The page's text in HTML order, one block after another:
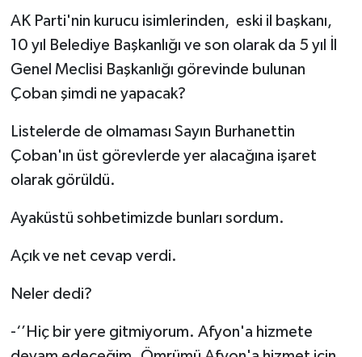
AK Parti'nin kurucu isimlerinden, eski il başkanı,
10 yıl Belediye Başkanlığı ve son olarak da 5 yıl İl
Genel Meclisi Başkanlığı görevinde bulunan
Çoban şimdi ne yapacak?
Listelerde de olmaması Sayın Burhanettin
Çoban'ın üst görevlerde yer alacağına işaret
olarak görüldü.
Ayaküstü sohbetimizde bunları sordum.
Açık ve net cevap verdi.
Neler dedi?
-‘’Hiç bir yere gitmiyorum. Afyon'a hizmete